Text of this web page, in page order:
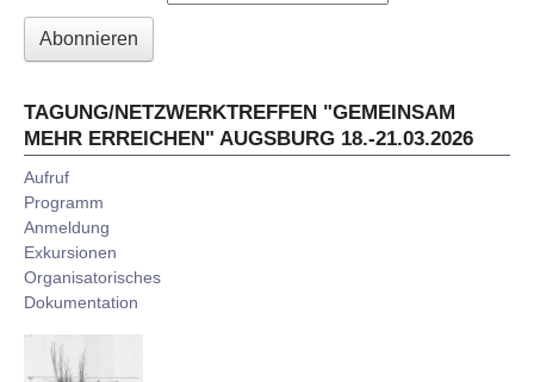
Abonnieren
TAGUNG/NETZWERKTREFFEN "GEMEINSAM
MEHR ERREICHEN" AUGSBURG 18.-21.03.2026
Aufruf
Programm
Anmeldung
Exkursionen
Organisatorisches
Dokumentation